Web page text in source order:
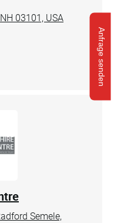
Anfrage senden
03101, USA
Semele,